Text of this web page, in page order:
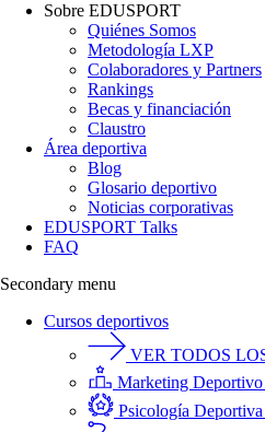
Sobre EDUSPORT
Quiénes Somos
Metodología LXP
Colaboradores y Partners
Rankings
Becas y financiación
Claustro
Área deportiva
Blog
Glosario deportivo
Noticias corporativas
EDUSPORT Talks
FAQ
Secondary menu
Cursos deportivos
VER TODOS
Marketing
Psicología